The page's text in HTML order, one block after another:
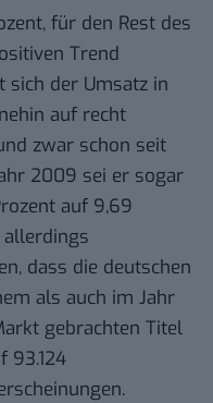
für den Rest des
Trend
sich der Umsatz in
auf recht
zwar schon seit
2009 sei er sogar
auf 9,69
dass die deutschen
als auch im Jahr
gebrachten Titel
93.124